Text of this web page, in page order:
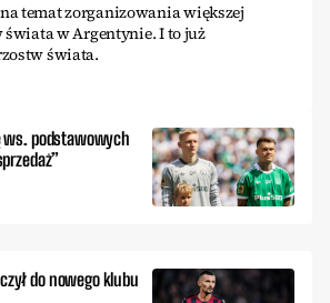
temat zorganizowania większej
w Argentynie. I to już
świata.
ws. podstawowych
do nowego klubu